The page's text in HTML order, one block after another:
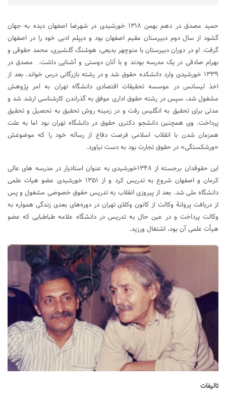
حمید مصدق در دهم بهمن ۱۳۱۸ خورشیدی در شهرضا اصفهان دیده به جهان
گشود از سال دوم دبیرستان مقیم اصفهان بود و دیپلم ادبی خود را در اصفهان
گرفت. او در دوران دبیرستان با منوچهر بدیعی، هوشنگ گلشیری، محمد حقوقی و
بهرام صادقی در یک مدرسه بودند و با آنان دوستی و آشنایی داشت. مصدق در
۱۳۳۹ خورشیدی وارد دانشکده حقوق شد و در رشته بازرگانی درس خواند. بعد از
اخذ لیسانس در موسسه تحقیقات اقتصادی دانشگاه تهران به امر پژوهش
مشغول شد، سپس در رشته حقوق اداری موفق به گذراندن کارشناسی ارشد شد و
مدتی برای تحقیق به انگلیس رفت و در زمینه روش تحقیق به تحصیل و تحقیق
پرداخت. وی همچنین دانشجو دکتری حقوق در دانشگاه تهران بود اما به علت
همزمان شدن با انقلاب اسلامی فرصت دفاع از رساله خود را که موضوعش
«ورشکستگی» در حقوق تجارت بود به دست نیاورد.
این حقوقدان برجسته از ۱۳۴۸خورشیدی به عنوان استادیار در مدرسه های عالی
کرمان و اصفهان شروع به تدریس کرد و از ۱۳۵۱ خورشیدی عضو هیات علمی
دانشگاه ملی شد. بعد از پیروزی انقلاب به تدریس حقوق خصوصی مشغول و پس
از دریافت پروانۀ وکالت از کانون وکلای تهران در دوره‌های بعدی زندگی همواره به
وکالت پرداخت و در عین حال به تدریس در دانشگاه علامه طباطبایی که عضو
هیأت علمی آن بود، اشتغال ورزید.
تالیفات